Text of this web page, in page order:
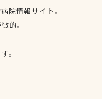
院情報サイト。
的。
。